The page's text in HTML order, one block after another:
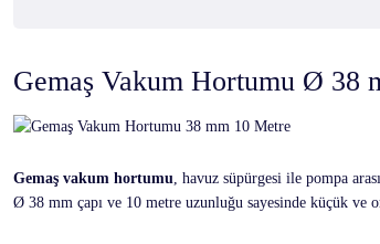
Gemaş Vakum Hortumu Ø 38
Gemaş vakum hortumu, havuz süpürgesi ile pompa
Ø 38 mm çapı ve 10 metre uzunluğu sayesinde küçük ve